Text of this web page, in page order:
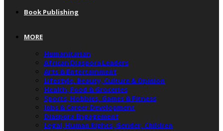
Book Publishing
MORE
Humanitarian
African Diaspora Leaders
Arts & Entertainment
Lifestyle, Beauty, Culture & Opinion
Health, Food & Groceries
Sports, Hobbies, Games & Fitness
Jobs & Career Development
Diaspora Engagement
Legal, Human Rights, Gender, Children